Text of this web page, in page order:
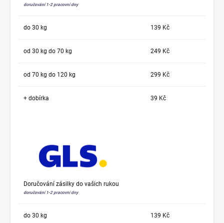
doručování 1-2 pracovní dny
do 30 kg 139 Kč
od 30 kg do 70 kg 249 Kč
od 70 kg do 120 kg 299 Kč
+ dobírka 39 Kč
Doručování zásilky do vašich rukou
doručování 1-2 pracovní dny
do 30 kg 139 Kč